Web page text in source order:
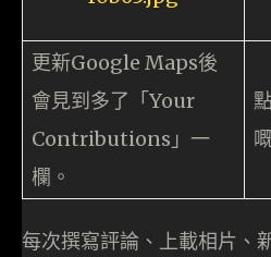
更新Google Maps後
會見到多了「Your
Contributions」一
欄。
每次撰寫評論、上載相片、